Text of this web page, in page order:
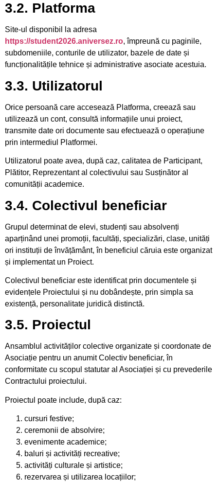
3.2. Platforma
Site-ul disponibil la adresa
https://student2026.aniversez.ro, împreună cu paginile,
subdomeniile, conturile de utilizator, bazele de date și
funcționalitățile tehnice și administrative asociate acestuia.
3.3. Utilizatorul
Orice persoană care accesează Platforma, creează sau
utilizează un cont, consultă informațiile unui proiect,
transmite date ori documente sau efectuează o operațiune
prin intermediul Platformei.
Utilizatorul poate avea, după caz, calitatea de Participant,
Plătitor, Reprezentant al colectivului sau Susținător al
comunității academice.
3.4. Colectivul beneficiar
Grupul determinat de elevi, studenți sau absolvenți
aparținând unei promoții, facultăți, specializări, clase, unități
ori instituții de învățământ, în beneficiul căruia este organizat
și implementat un Proiect.
Colectivul beneficiar este identificat prin documentele și
evidențele Proiectului și nu dobândește, prin simpla sa
existență, personalitate juridică distinctă.
3.5. Proiectul
Ansamblul activităților colective organizate și coordonate de
Asociație pentru un anumit Colectiv beneficiar, în
conformitate cu scopul statutar al Asociației și cu prevederile
Contractului proiectului.
Proiectul poate include, după caz:
cursuri festive;
ceremonii de absolvire;
evenimente academice;
baluri și activități recreative;
activități culturale și artistice;
rezervarea și utilizarea locațiilor;